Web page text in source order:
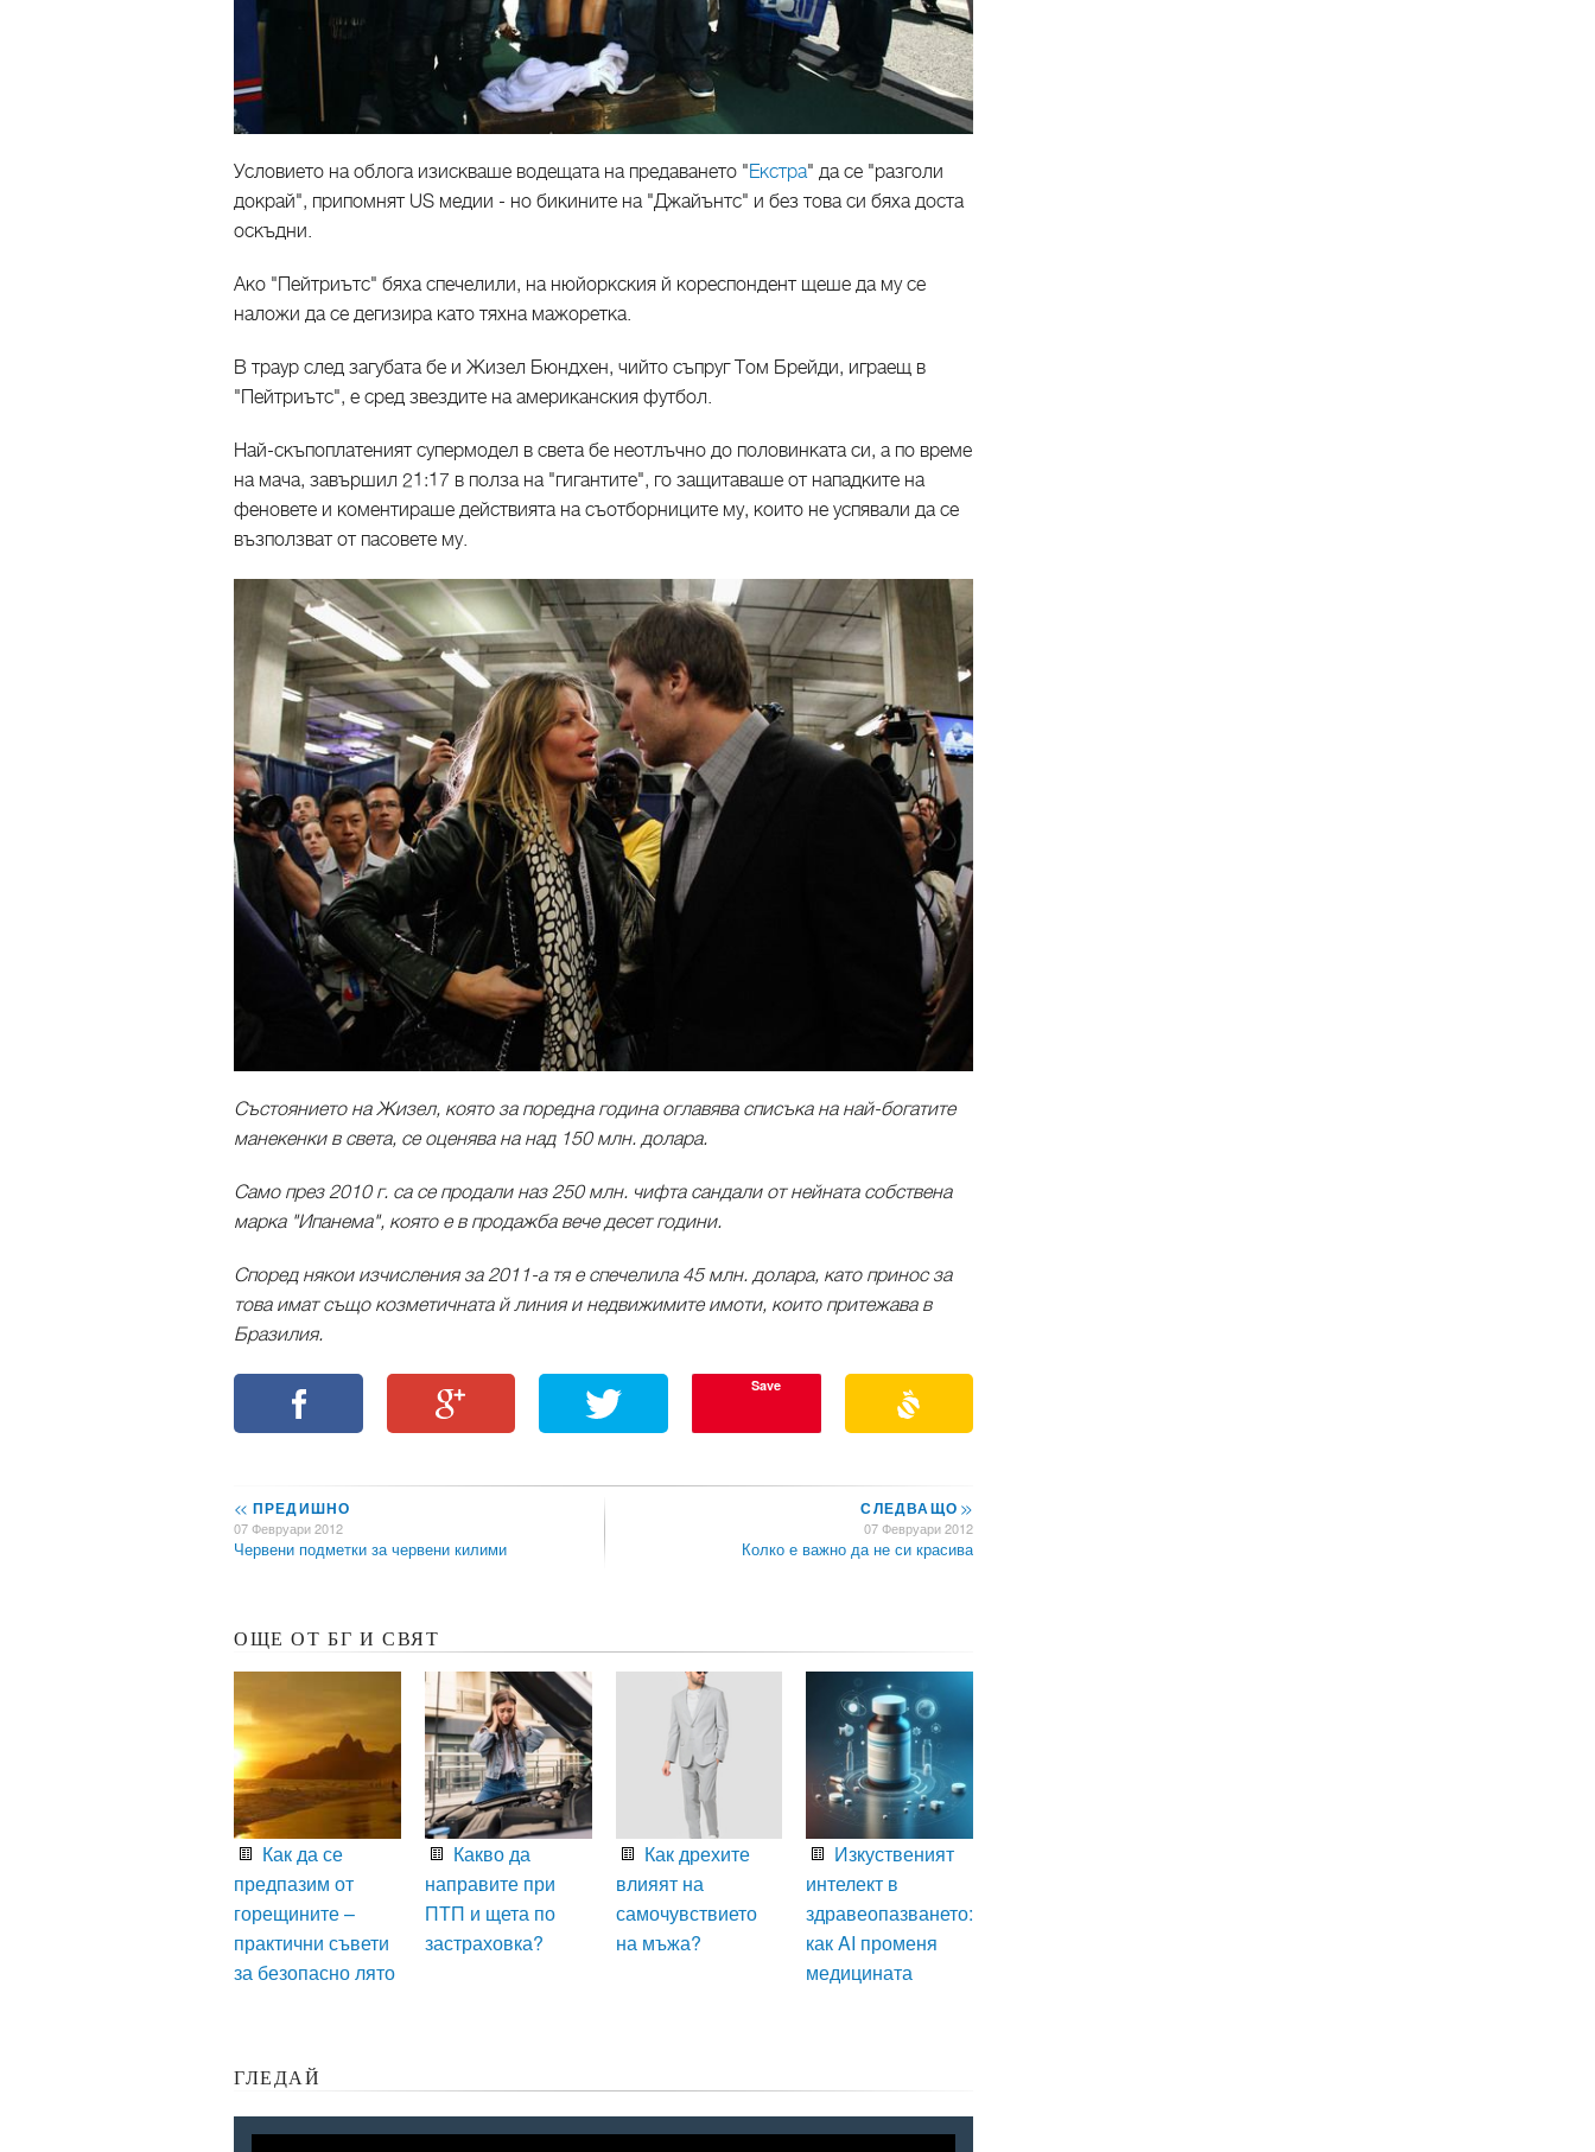
Условието на облога изискваше водещата на предаването "Екстра" да се "разголи
докрай", припомнят US медии - но бикините на "Джайънтс" и без това си бяха доста
оскъдни.
Ако "Пейтриътс" бяха спечелили, на нюйоркския й кореспондент щеше да му се
наложи да се дегизира като тяхна мажоретка.
В траур след загубата бе и Жизел Бюндхен, чийто съпруг Том Брейди, играещ в
"Пейтриътс", е сред звездите на американския футбол.
Най-скъпоплатеният супермодел в света бе неотлъчно до половинката си, а по време
на мача, завършил 21:17 в полза на "гигантите", го защитаваше от нападките на
феновете и коментираше действията на съотборниците му, които не успявали да се
възползват от пасовете му.
Състоянието на Жизел, която за поредна година оглавява списъка на най-богатите
манекенки в света, се оценява на над 150 млн. долара.
Само през 2010 г. са се продали наз 250 млн. чифта сандали от нейната собствена
марка "Ипанема", която е в продажба вече десет години.
Според някои изчисления за 2011-а тя е спечелила 45 млн. долара, като принос за
това имат също козметичната й линия и недвижимите имоти, които притежава в
Бразилия.
Save
<< ПРЕДИШНО
07 Февруари 2012
Червени подметки за червени килими
СЛЕДВАЩО>>
07 Февруари 2012
Колко е важно да не си красива
ОЩЕ ОТ БГ И СВЯТ
Как да се
предпазим от
горещините –
практични съвети
за безопасно лято
Какво да
направите при
ПТП и щета по
застраховка?
Как дрехите
влияят на
самочувствието
на мъжа?
Изкуственият
интелект в
здравеопазването:
как AI променя
медицината
ГЛЕДАЙ